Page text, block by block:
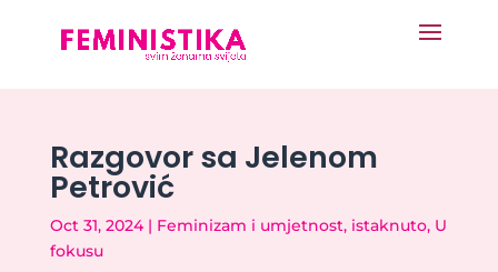
Razgovor sa Jelenom
Petrović
Oct 31, 2024| Feminizam i umjetnost, istaknuto, U
fokusu